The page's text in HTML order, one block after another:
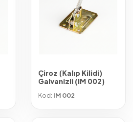
Çiroz (Kalıp Kilidi)
Galvanizli (IM 002)
Kod: IM 002